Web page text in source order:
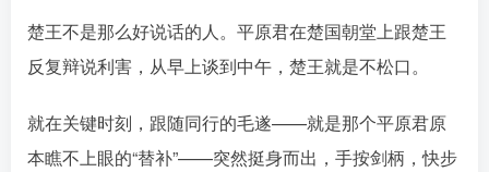
楚王不是那么好说话的人。平原君在楚国朝堂上跟楚王
反复辩说利害，从早上谈到中午，楚王就是不松口。󠄹󠅀󠄪󠄢󠄡󠄦󠄞󠄧󠄣󠄞󠄢󠄡󠄦󠄞󠄡󠄩󠅬󠅅󠅃󠄵󠅂󠄪󠅗󠅥󠅕󠅣󠅤󠅬󠅄󠄹󠄽󠄵󠄪󠄢󠄠󠄢󠄦󠄝󠄠󠄨󠄝󠄠󠄨󠄐󠄠󠄨󠄪󠄥󠄤󠄪󠄤󠄣󠅬󠅨󠅙󠅑󠅟󠅗󠅒󠄞󠅓󠅟󠅝󠄐󠇕󠆠󠅿󠇖󠆄󠆩󠇕󠅿󠆈󠇗󠆭󠆁󠄐󠇗󠅹󠅸󠇖󠆍󠅳󠇖󠅹󠅰󠇖󠆌󠅹
就在关键时刻，跟随同行的毛遂——就是那个平原君原
本瞧不上眼的“替补”——突然挺身而出，手按剑柄，快步